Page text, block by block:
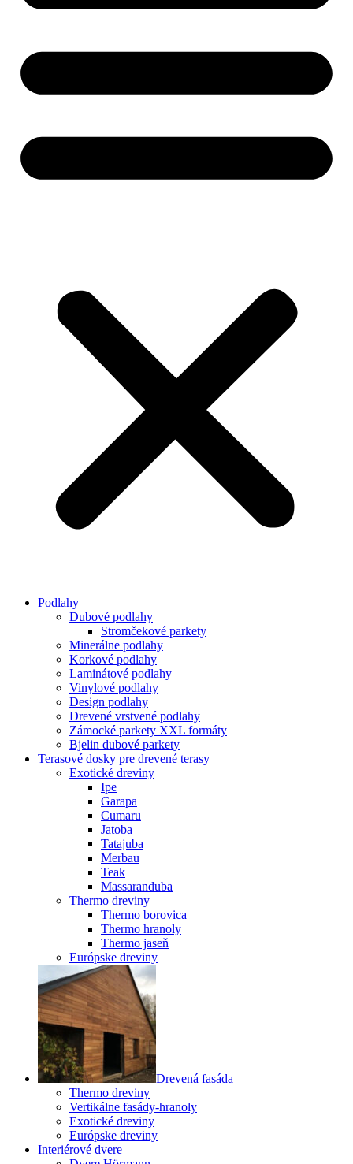
Podlahy
Dubové podlahy
Stromčekové parkety
Minerálne podlahy
Korkové podlahy
Laminátové podlahy
Vinylové podlahy
Design podlahy
Drevené vrstvené podlahy
Zámocké parkety XXL formáty
Bjelin dubové parkety
Terasové dosky pre drevené terasy
Exotické dreviny
Ipe
Garapa
Cumaru
Jatoba
Tatajuba
Merbau
Teak
Massaranduba
Thermo dreviny
Thermo borovica
Thermo hranoly
Thermo jaseň
Európske dreviny
Drevená fasáda
Thermo dreviny
Vertikálne fasády-hranoly
Exotické dreviny
Európske dreviny
Interiérové dvere